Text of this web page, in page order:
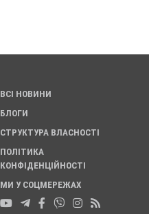
ВСІ НОВИНИ
БЛОГИ
СТРУКТУРА ВЛАСНОСТІ
ПОЛІТИКА
КОНФІДЕНЦІЙНОСТІ
МИ У СОЦМЕРЕЖАХ